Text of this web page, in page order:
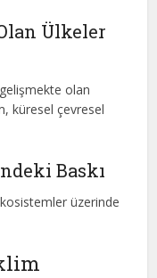
Ülkeler
olan
küresel çevresel
Baskı
üzerinde